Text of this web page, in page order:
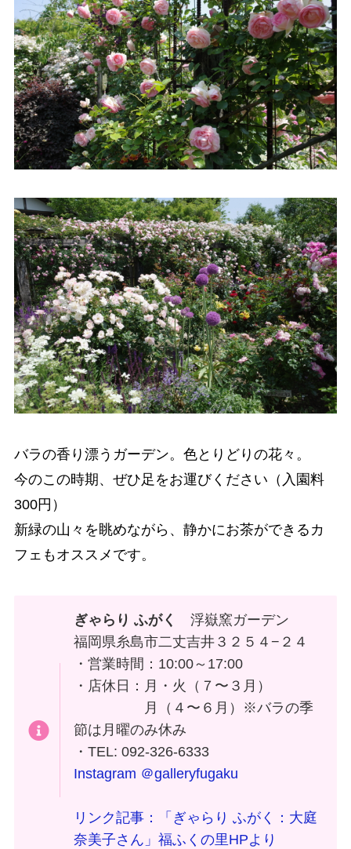
バラの香り漂うガーデン。色とりどりの花々。
今のこの時期、ぜひ足をお運びください（入園料
300円）
新緑の山々を眺めながら、静かにお茶ができるカ
フェもオススメです。
ぎゃらり ふがく
浮嶽窯ガーデン
福岡県糸島市二丈吉井３２５４−２４
・営業時間：10:00～17:00
・店休日：月・火（７〜３月）
月（４〜６月）※バラの季
節は月曜のみ休み
・TEL: 092-326-6333
Instagram ＠galleryfugaku
リンク記事：「ぎゃらり ふがく：大庭
奈美子さん」福ふくの里HPより